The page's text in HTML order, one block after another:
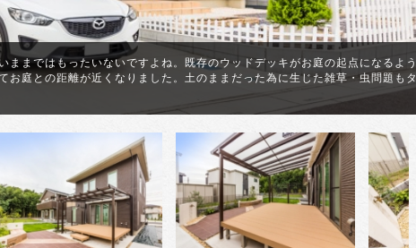
ままではもったいないですよね。既存のウッドデッキがお庭の起点になるよう
お庭との距離が近くなりました。土のままだった為に生じた雑草・虫問題もタ